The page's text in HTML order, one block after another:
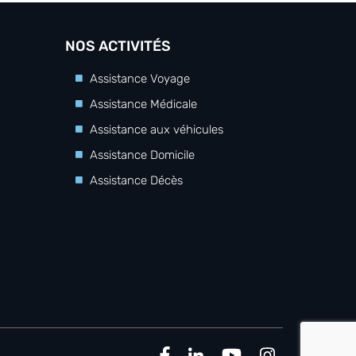
NOS ACTIVITÉS
Assistance Voyage
Assistance Médicale
Assistance aux véhicules
Assistance Domicile
Assistance Décès